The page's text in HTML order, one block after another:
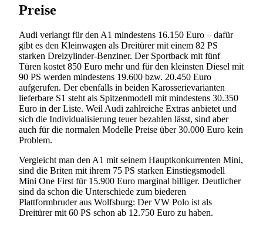
Preise
Audi verlangt für den A1 mindestens 16.150 Euro – dafür
gibt es den Kleinwagen als Dreitürer mit einem 82 PS
starken Dreizylinder-Benziner. Der Sportback mit fünf
Türen kostet 850 Euro mehr und für den kleinsten Diesel mit
90 PS werden mindestens 19.600 bzw. 20.450 Euro
aufgerufen. Der ebenfalls in beiden Karosserievarianten
lieferbare S1 steht als Spitzenmodell mit mindestens 30.350
Euro in der Liste. Weil Audi zahlreiche Extras anbietet und
sich die Individualisierung teuer bezahlen lässt, sind aber
auch für die normalen Modelle Preise über 30.000 Euro kein
Problem.
Vergleicht man den A1 mit seinem Hauptkonkurrenten Mini,
sind die Briten mit ihrem 75 PS starken Einstiegsmodell
Mini One First für 15.900 Euro marginal billiger. Deutlicher
sind da schon die Unterschiede zum biederen
Plattformbruder aus Wolfsburg: Der VW Polo ist als
Dreitürer mit 60 PS schon ab 12.750 Euro zu haben.